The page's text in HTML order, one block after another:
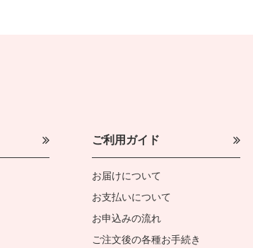
ご利用ガイド
お届けについて
お支払いについて
お申込みの流れ
ご注文後の各種お手続き